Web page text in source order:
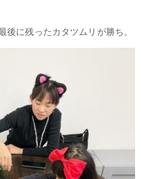
後に残ったカタツムリが勝ち。